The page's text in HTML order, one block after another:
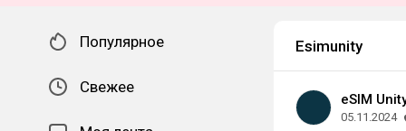
Популярное
Свежее
Esimunity
eSIM
05.11.2024